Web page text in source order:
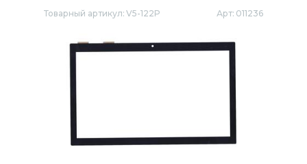
Товарный артикул: V5-122P Арт: 011236